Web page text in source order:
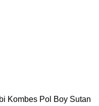
Kombes Pol Boy Sutan